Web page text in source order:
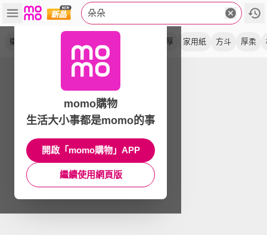
朵朵
衛生紙 超厚 家用紙 方斗 厚柔
momo購物
生活大小事都是momo的事
開啟「momo購物」APP
繼續使用網頁版